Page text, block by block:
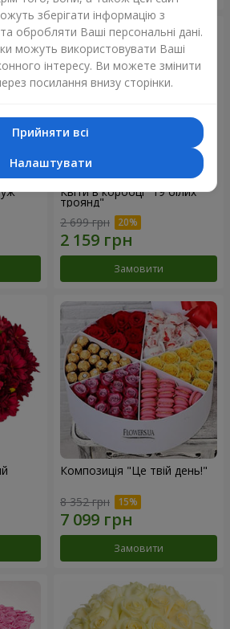
Квіти в коробці "19 білих
троянд"
2 699 грн
Замовити
Композиція "Це твій день!"
8 352 грн
Замовити
зберігати інформацію з
обробляти Ваші персональні дані.
можуть використовувати Ваші
інтересу. Ви можете змінити
посилання внизу сторінки.
Прийняти всі
Налаштувати